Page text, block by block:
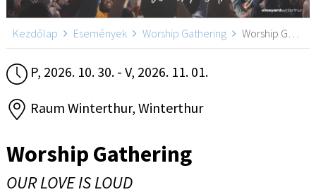
Kezdőlap Események Worship Gathering Worship Gathering, Winterthur
P, 2026. 10. 30. - V, 2026. 11. 01.
Raum Winterthur, Winterthur
Worship Gathering
OUR LOVE IS LOUD